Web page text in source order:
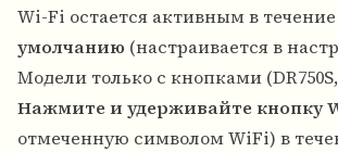
Wi-Fi остается активным в течение
умолчанию (настраивается в
Модели только с кнопками (DR750S,
Нажмите и удерживайте кнопку
отмеченную символом WiFi) в